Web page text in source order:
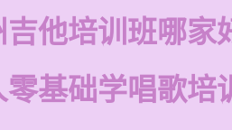
吉他培训班哪家
零基础学唱歌培